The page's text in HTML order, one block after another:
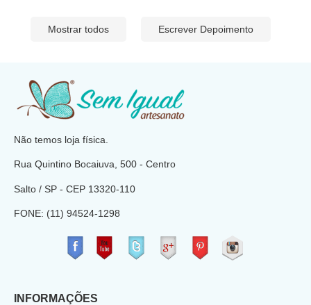
Mostrar todos Escrever Depoimento
Não temos loja física.
Rua Quintino Bocaiuva, 500 - Centro
Salto / SP - CEP 13320-110
FONE: (11) 94524-1298
INFORMAÇÕES